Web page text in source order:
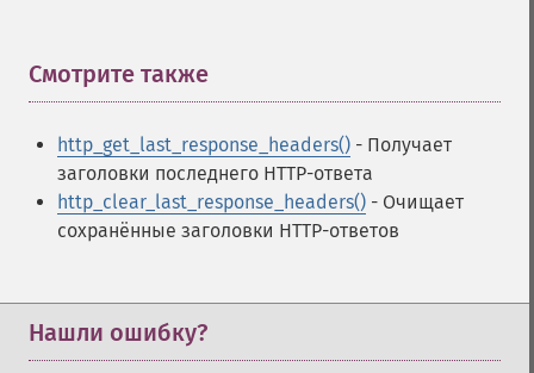
Смотрите также
http_get_last_response_headers() - Получает
заголовки последнего HTTP-ответа
http_clear_last_response_headers() - Очищает
сохранённые заголовки HTTP-ответов
Нашли ошибку?